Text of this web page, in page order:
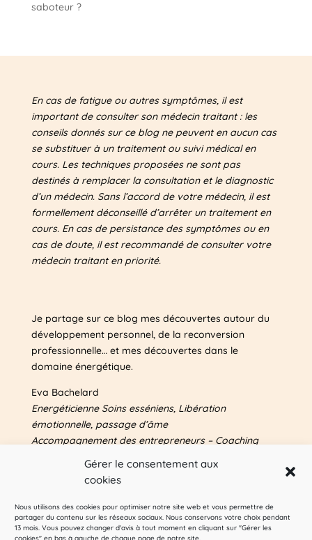
Gérer le consentement aux
cookies
Nous utilisons des cookies pour optimiser notre site web et vous permettre de
partager du contenu sur les réseaux sociaux. Nous conservons votre choix pendant
13 mois. Vous pouvez changer d'avis à tout moment en cliquant sur "Gérer les
saboteur ?
En cas de fatigue ou autres symptômes, il est
important de consulter son médecin traitant : les
conseils donnés sur ce blog ne peuvent en aucun cas
se substituer à un traitement ou suivi médical en
cours. Les techniques proposées ne sont pas
destinés à remplacer la consultation et le diagnostic
d’un médecin. Sans l’accord de votre médecin, il est
formellement déconseillé d’arrêter un traitement en
cours. En cas de persistance des symptômes ou en
cas de doute, il est recommandé de consulter votre
médecin traitant en priorité.
Je partage sur ce blog mes découvertes autour du
développement personnel, de la reconversion
professionnelle… et mes découvertes dans le
domaine énergétique.
Eva Bachelard
Energéticienne Soins esséniens, Libération
émotionnelle, passage d’âme
Accompagnement des entrepreneurs – Coaching
entrepreneuriat : voir A propos
Pour me suivre sur les réseaux sociaux :